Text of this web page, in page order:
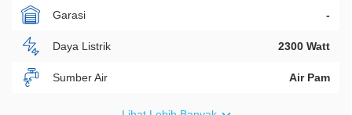
Garasi -
Daya Listrik 2300 Watt
Sumber Air Air Pam